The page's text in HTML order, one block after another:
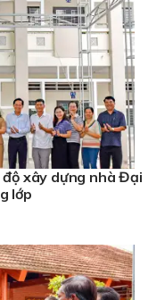
xây dựng nhà Đại
lớp